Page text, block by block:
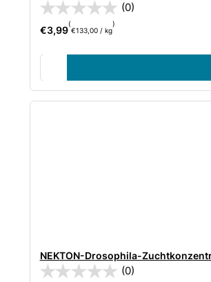
(0)
€3,99
(
€133,00/ kg
)
NEKTON-Drosophila-
(0)